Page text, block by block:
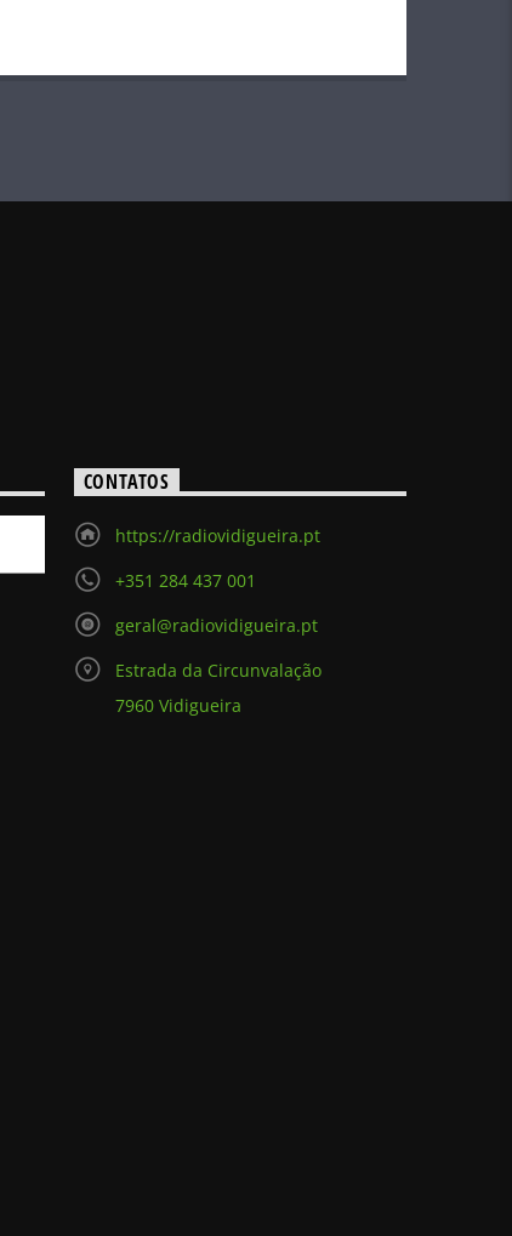
CONTATOS
https://radiovidigueira.pt
+351 284 437 001
geral@radiovidigueira.pt
Estrada da Circunvalação
7960 Vidigueira